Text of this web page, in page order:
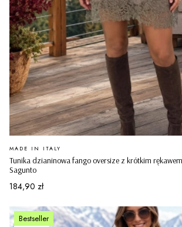
Tunika dzianinowa fango oversize z krótkim
Sagunto
PRODUCENT
MADE IN ITALY
Cena
184,90 zł
Bestseller